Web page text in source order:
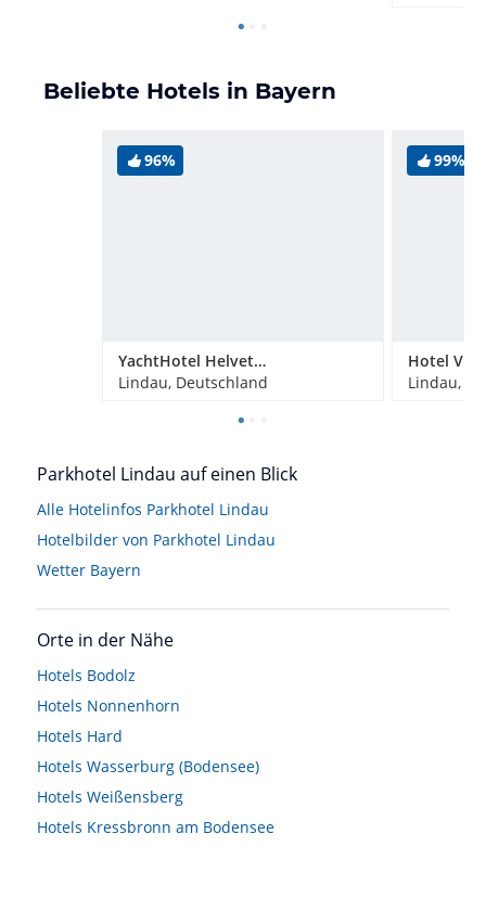
Beliebte Hotels in Bayern
96%
YachtHotel Helvetia Wellness & Spa Domizil
Lindau, Deutschland
99%
Hotel Vis
Lindau,
Parkhotel Lindau auf einen Blick
Alle Hotelinfos Parkhotel Lindau
Hotelbilder von Parkhotel Lindau
Wetter Bayern
Orte in der Nähe
Hotels Bodolz
Hotels Nonnenhorn
Hotels Hard
Hotels Wasserburg (Bodensee)
Hotels Weißensberg
Hotels Kressbronn am Bodensee